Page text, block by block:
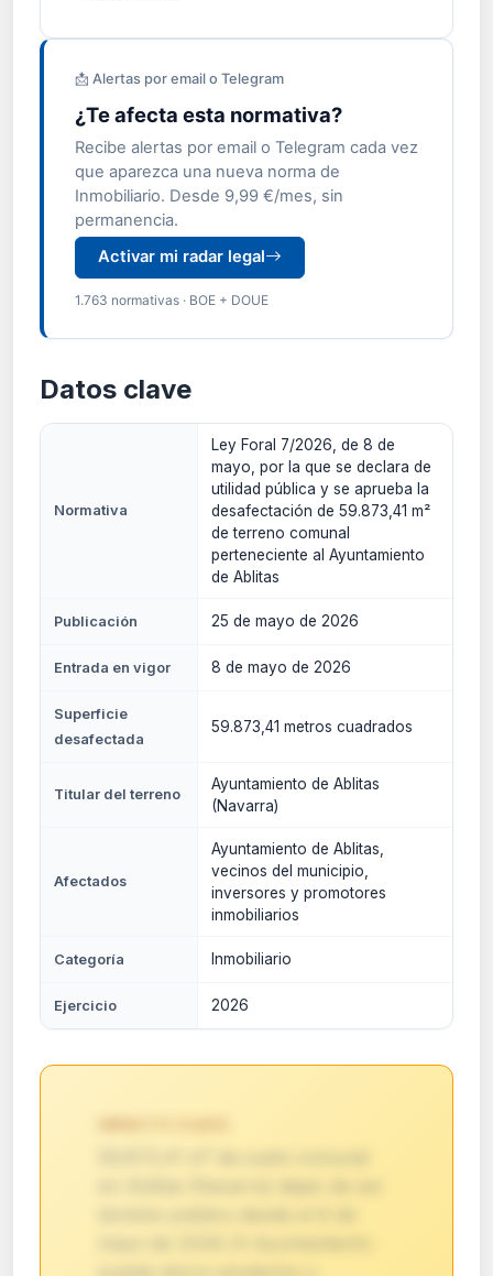
📩 Alertas por email o Telegram
¿Te afecta esta normativa?
Recibe alertas por email o Telegram cada vez
que aparezca una nueva norma de
Inmobiliario. Desde 9,99 €/mes, sin
permanencia.
Activar mi radar legal
1.763 normativas · BOE + DOUE
Datos clave
Normativa
Ley Foral 7/2026, de 8 de
mayo, por la que se declara de
utilidad pública y se aprueba la
desafectación de 59.873,41 m²
de terreno comunal
perteneciente al Ayuntamiento
de Ablitas
Publicación 25 de mayo de 2026
Entrada en vigor 8 de mayo de 2026
Superficie
desafectada
59.873,41 metros cuadrados
Titular del terreno
Ayuntamiento de Ablitas
(Navarra)
Afectados
Ayuntamiento de Ablitas,
vecinos del municipio,
inversores y promotores
inmobiliarios
Categoría Inmobiliario
Ejercicio 2026